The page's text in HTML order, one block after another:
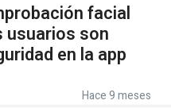
facial
usuarios son
en la app
Hace 9 meses